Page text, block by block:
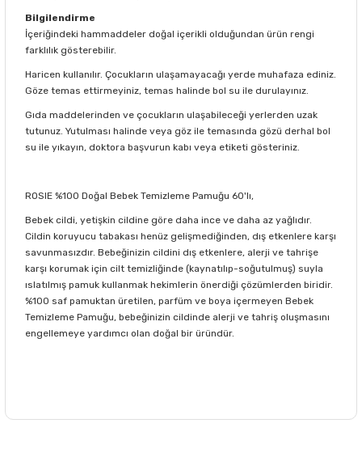
Bilgilendirme
İçeriğindeki hammaddeler doğal içerikli olduğundan ürün rengi
farklılık gösterebilir.
Haricen kullanılır. Çocukların ulaşamayacağı yerde muhafaza ediniz.
Göze temas ettirmeyiniz, temas halinde bol su ile durulayınız.
Gıda maddelerinden ve çocukların ulaşabileceği yerlerden uzak
tutunuz. Yutulması halinde veya göz ile temasında gözü derhal bol
su ile yıkayın, doktora başvurun kabı veya etiketi gösteriniz.
ROSIE %100 Doğal Bebek Temizleme Pamuğu 60'lı,
Bebek cildi, yetişkin cildine göre daha ince ve daha az yağlıdır.
Cildin koruyucu tabakası henüz gelişmediğinden, dış etkenlere karşı
savunmasızdır. Bebeğinizin cildini dış etkenlere, alerji ve tahrişe
karşı korumak için cilt temizliğinde (kaynatılıp-soğutulmuş) suyla
ıslatılmış pamuk kullanmak hekimlerin önerdiği çözümlerden biridir.
%100 saf pamuktan üretilen, parfüm ve boya içermeyen Bebek
Temizleme Pamuğu, bebeğinizin cildinde alerji ve tahriş oluşmasını
engellemeye yardımcı olan doğal bir üründür.